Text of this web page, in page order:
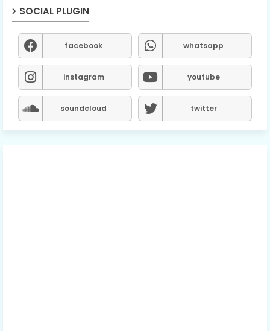
SOCIAL PLUGIN
facebook whatsapp
instagram youtube
soundcloud twitter